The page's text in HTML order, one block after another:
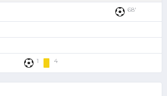
68'
1 4